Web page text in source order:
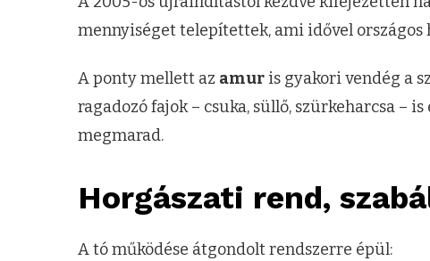
mennyiséget telepítettek, ami idővel
A ponty mellett az amur is gyakori vendég a
ragadozó fajok – csuka, süllő, szürkeharcsa –
megmarad.
Horgászati rend,
A tó működése átgondolt rendszerre épül: